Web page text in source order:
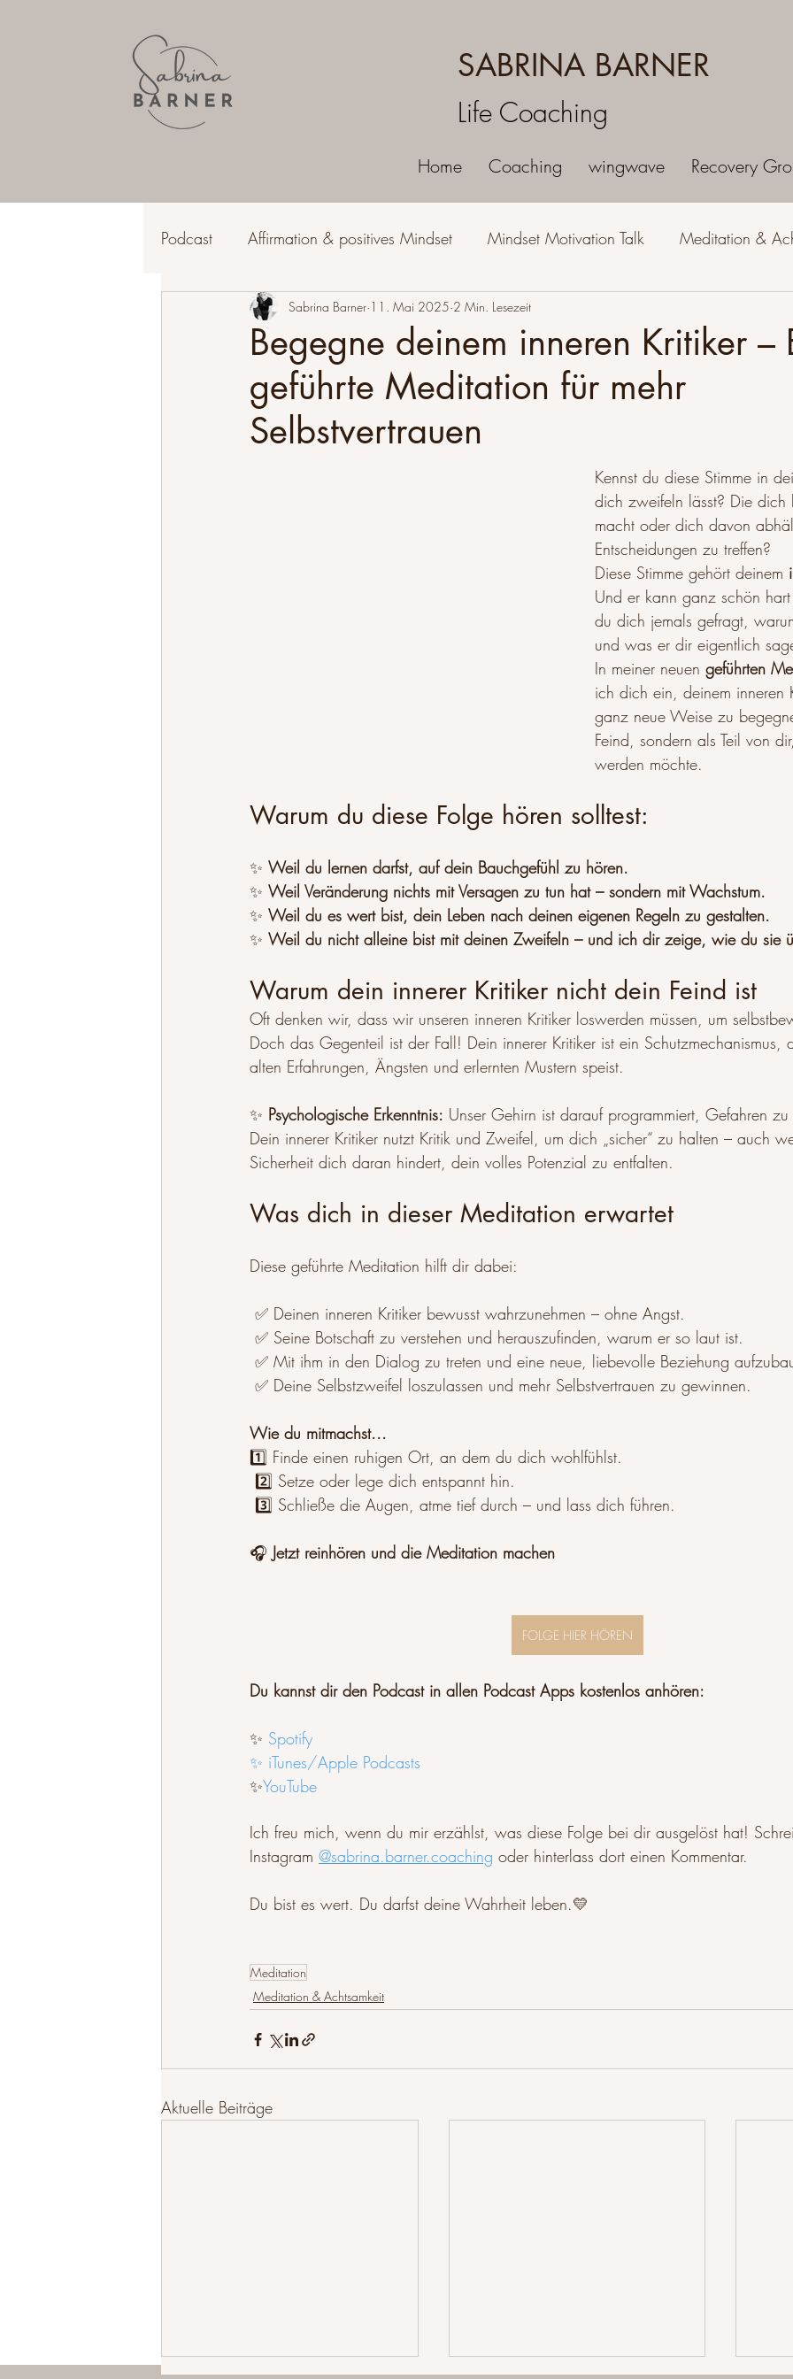
SABRINA BARNER
Life Coaching
Home Coaching wingwave Recovery
Podcast Affirmation & positives Mindset Mindset Motivation Talk Meditation &
Lebensfreude & Erfüllung Spiritualität & Lebensweise
Wohlbefinden & Gesundheit
Begegne deinem inneren Kritiker –
geführte Meditation für mehr
Selbstvertrauen
Sabrina Barner 11. Mai 2025 2 Min. Lesezeit
Kennst du diese Stimme in
dich zweifeln lässt? Die
macht oder dich davon
Entscheidungen zu treffen?
Diese Stimme gehört deinem
Und er kann ganz schön
du dich jemals gefragt,
und was er dir eigentlich
In meiner neuen geführten
ich dich ein, deinem inneren
ganz neue Weise zu
Feind, sondern als Teil von
werden möchte.
Warum du diese Folge hören solltest:
✨ Weil du lernen darfst, auf dein Bauchgefühl zu hören.
✨ Weil Veränderung nichts mit Versagen zu tun hat – sondern mit Wachstum.
✨ Weil du es wert bist, dein Leben nach deinen eigenen Regeln zu gestalten.
✨ Weil du nicht alleine bist mit deinen Zweifeln – und ich dir zeige, wie du sie
Warum dein innerer Kritiker nicht dein Feind ist
Oft denken wir, dass wir unseren inneren Kritiker loswerden müssen, um
Doch das Gegenteil ist der Fall! Dein innerer Kritiker ist ein Schutzmechanismus,
alten Erfahrungen, Ängsten und erlernten Mustern speist.
✨ Psychologische Erkenntnis: Unser Gehirn ist darauf programmiert, Gefahren
Dein innerer Kritiker nutzt Kritik und Zweifel, um dich „sicher“ zu halten – auch
Sicherheit dich daran hindert, dein volles Potenzial zu entfalten.
Was dich in dieser Meditation erwartet
Diese geführte Meditation hilft dir dabei:
✅ Deinen inneren Kritiker bewusst wahrzunehmen – ohne Angst.
✅ Seine Botschaft zu verstehen und herauszufinden, warum er so laut ist.
✅ Mit ihm in den Dialog zu treten und eine neue, liebevolle Beziehung
✅ Deine Selbstzweifel loszulassen und mehr Selbstvertrauen zu gewinnen.
Wie du mitmachst...
1️⃣ Finde einen ruhigen Ort, an dem du dich wohlfühlst.
2️⃣ Setze oder lege dich entspannt hin.
3️⃣ Schließe die Augen, atme tief durch – und lass dich führen.
🎧 Jetzt reinhören und die Meditation machen
FOLGE HIER HÖREN
Du kannst dir den Podcast in allen Podcast Apps kostenlos anhören:
✨ Spotify
✨ iTunes/Apple Podcasts
✨YouTube
Ich freu mich, wenn du mir erzählst, was diese Folge bei dir ausgelöst hat!
Instagram @sabrina.barner.coaching oder hinterlass dort einen Kommentar.
Du bist es wert. Du darfst deine Wahrheit leben.💛
Meditation
Meditation & Achtsamkeit
Aktuelle Beiträge